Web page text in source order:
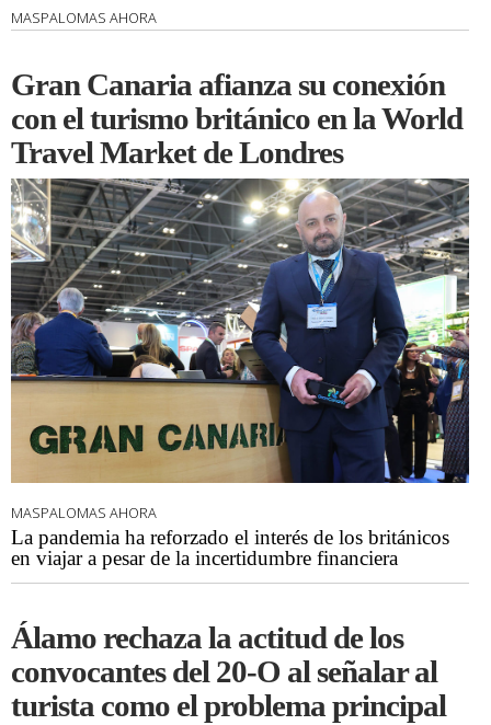
MASPALOMAS AHORA
Gran Canaria afianza su conexión
con el turismo británico en la World
Travel Market de Londres
MASPALOMAS AHORA
La pandemia ha reforzado el interés de los británicos
en viajar a pesar de la incertidumbre financiera
Álamo rechaza la actitud de los
convocantes del 20-O al señalar al
turista como el problema principal